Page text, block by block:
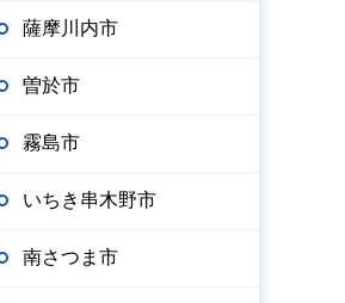
薩摩川内市
曽於市
霧島市
いちき串木野市
南さつま市